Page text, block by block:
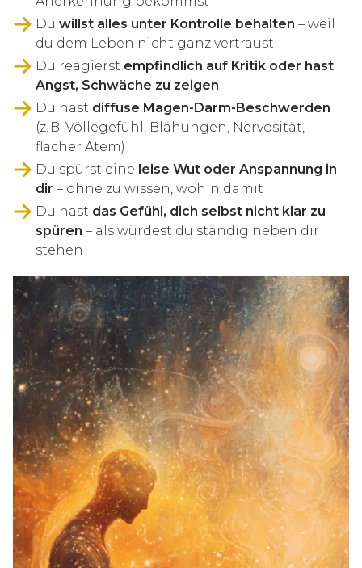
Du willst alles unter Kontrolle behalten – weil
du dem Leben nicht ganz vertraust
Du reagierst empfindlich auf Kritik oder hast
Angst, Schwäche zu zeigen
Du hast diffuse Magen-Darm-Beschwerden
(z. B. Völlegefühl, Blähungen, Nervosität,
flacher Atem)
Du spürst eine leise Wut oder Anspannung in
dir – ohne zu wissen, wohin damit
Du hast das Gefühl, dich selbst nicht klar zu
spüren – als würdest du ständig neben dir
stehen